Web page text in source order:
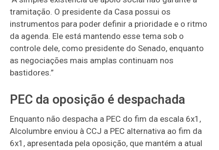
tramitação. O presidente da Casa possui os
instrumentos para poder definir a prioridade e o ritmo
da agenda. Ele está mantendo esse tema sob o
controle dele, como presidente do Senado, enquanto
as negociações mais amplas continuam nos
bastidores.”
PEC da oposição é despachada
Enquanto não despacha a PEC do fim da escala 6x1,
Alcolumbre enviou à CCJ a PEC alternativa ao fim da
6x1, apresentada pela oposição, que mantém a atual